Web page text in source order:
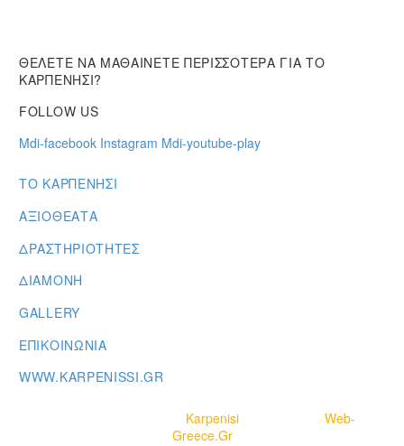
ΘΕΛΕΤΕ ΝΑ ΜΑΘΑΙΝΕΤΕ ΠΕΡΙΣΣΟΤΕΡΑ ΓΙΑ ΤΟ
ΚΑΡΠΕΝΗΣΙ?
FOLLOW US
Mdi-facebook Instagram Mdi-youtube-play
ΤΟ ΚΑΡΠΕΝΗΣΙ
ΑΞΙΟΘΕΑΤΑ
ΔΡΑΣΤΗΡΙΟΤΗΤΕΣ
ΔΙΑΜΟΝΗ
GALLERY
ΕΠΙΚΟΙΝΩΝΙΑ
WWW.KARPENISSI.GR
Karpenisi
Web-
Greece.Gr